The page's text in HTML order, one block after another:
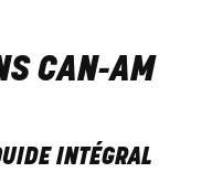
CAN-AM
INTÉGRAL